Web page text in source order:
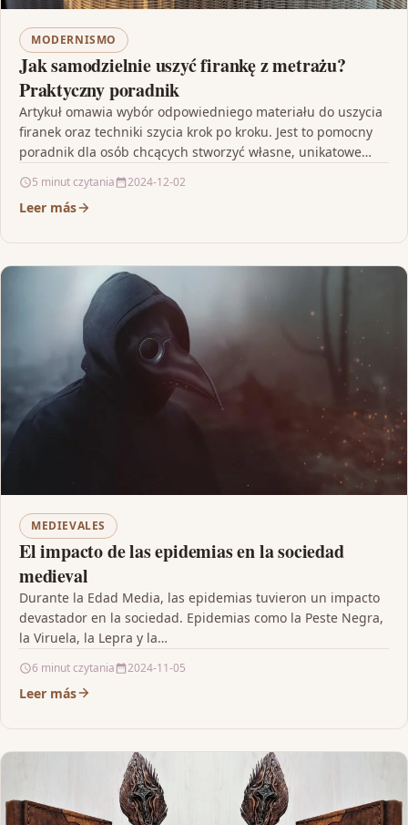
MODERNISMO
Jak samodzielnie uszyć firankę z metrażu?
Praktyczny poradnik
Artykuł omawia wybór odpowiedniego materiału do uszycia
firanek oraz techniki szycia krok po kroku. Jest to pomocny
poradnik dla osób chcących stworzyć własne, unikatowe…
5 minut czytania 2024-12-02
Leer más
MEDIEVALES
El impacto de las epidemias en la sociedad
medieval
Durante la Edad Media, las epidemias tuvieron un impacto
devastador en la sociedad. Epidemias como la Peste Negra,
la Viruela, la Lepra y la…
6 minut czytania 2024-11-05
Leer más